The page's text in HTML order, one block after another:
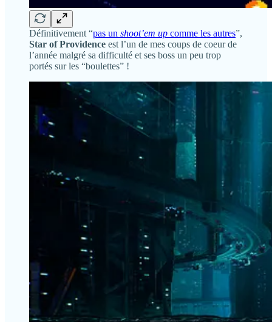
Définitivement “pas un shoot’em up comme les autres”,
Star of Providence est l’un de mes coups de coeur de
l’année malgré sa difficulté et ses boss un peu trop
portés sur les “boulettes” !